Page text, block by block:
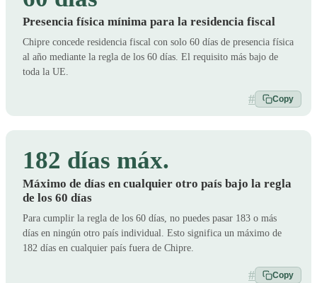
Presencia física mínima para la residencia fiscal
Chipre concede residencia fiscal con solo 60 días de presencia física
al año mediante la regla de los 60 días. El requisito más bajo de
toda la UE.
# Copy
182 días máx.
Máximo de días en cualquier otro país bajo la regla
de los 60 días
Para cumplir la regla de los 60 días, no puedes pasar 183 o más
días en ningún otro país individual. Esto significa un máximo de
182 días en cualquier país fuera de Chipre.
# Copy